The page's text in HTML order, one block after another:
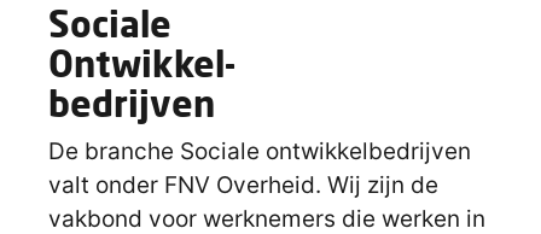
Sociale
Ontwikkel-
bedrijven
De branche Sociale ontwikkelbedrijven
valt onder FNV Overheid. Wij zijn de
vakbond voor werknemers die werken in